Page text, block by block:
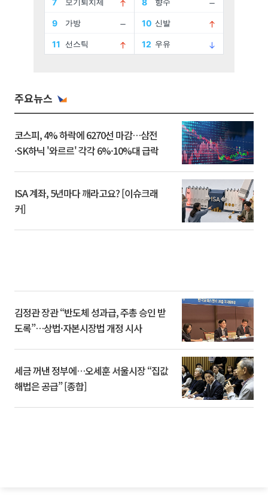
주요뉴스
코스피, 4% 하락에 6270선 마감…삼전
·SK하닉 '와르르' 각각 6%·10%대 급락
ISA 계좌, 5년마다 깨라고요? [이슈크래
커]
김정관 장관 “반도체 성과급, 주총 승인 받
도록”…상법·자본시장법 개정 시사
세금 꺼낸 정부에…오세훈 서울시장 “집값
해법은 공급” [종합]